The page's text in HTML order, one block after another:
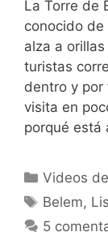
La Torre de
conocido de
alza a
turistas
dentro y por
visita en
porqué está
Categorías
Videos
Etiquetas
Belem,
5